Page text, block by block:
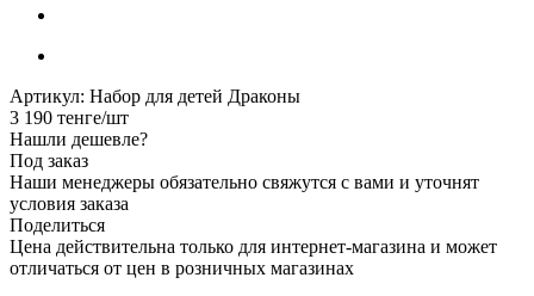
Артикул: Набор для детей Драконы
3 190 тенге/шт
Нашли дешевле?
Под заказ
Наши менеджеры обязательно свяжутся с вами и уточнят
условия заказа
Поделиться
Цена действительна только для интернет-магазина и может
отличаться от цен в розничных магазинах